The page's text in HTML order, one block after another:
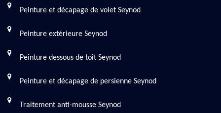
Peinture et décapage de volet Seynod
Peinture extérieure Seynod
Peinture dessous de toit Seynod
Peinture et décapage de persienne Seynod
Traitement anti-mousse Seynod